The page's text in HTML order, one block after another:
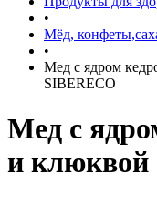
•
Мёд,
•
Мед с ядром
SIBERECO
Мед с
и клюквой